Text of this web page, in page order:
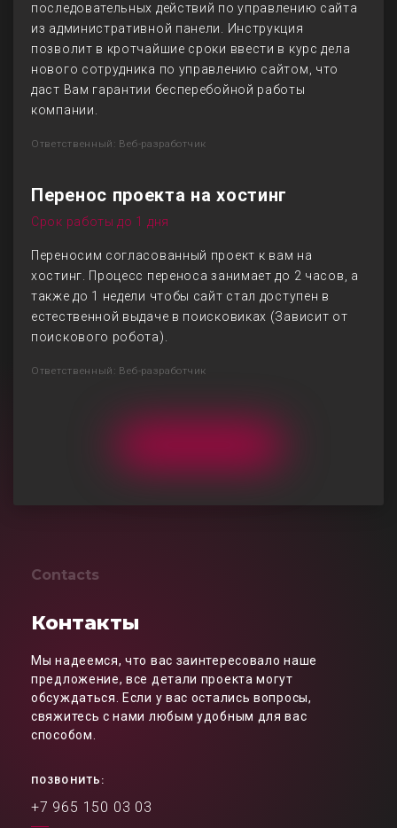
последовательных действий по управлению сайта
из административной панели. Инструкция
позволит в кротчайшие сроки ввести в курс дела
нового сотрудника по управлению сайтом, что
даст Вам гарантии бесперебойной работы
компании.
Ответственный: Веб-разработчик
Перенос проекта на хостинг
Срок работы до 1 дня
Переносим согласованный проект к вам на
хостинг. Процесс переноса занимает до 2 часов, а
также до 1 недели чтобы сайт стал доступен в
естественной выдаче в поисковиках (Зависит от
поискового робота).
Ответственный: Веб-разработчик
Contacts
Контакты
Мы надеемся, что вас заинтересовало наше
предложение, все детали проекта могут
обсуждаться. Если у вас остались вопросы,
свяжитесь с нами любым удобным для вас
способом.
ПОЗВОНИТЬ:
+7 965 150 03 03